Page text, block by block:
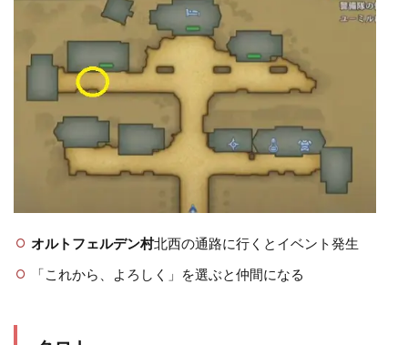
オルトフェルデン村北西の通路に行くとイベント発生
「これから、よろしく」を選ぶと仲間になる